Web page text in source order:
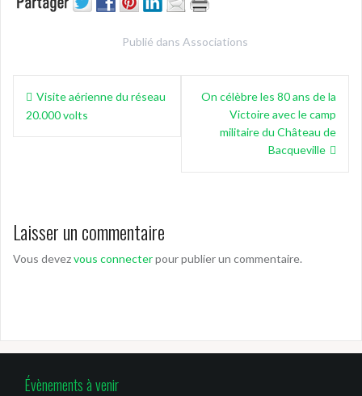
Publié dans Associations
Navigation
de Visite aérienne du réseau
20.000 volts
On célèbre les 80 ans de la
Victoire avec le camp
militaire du Château de
Bacqueville
Laisser un commentaire
Vous devezvous connecterpour publier un commentaire.
Évènements à venir